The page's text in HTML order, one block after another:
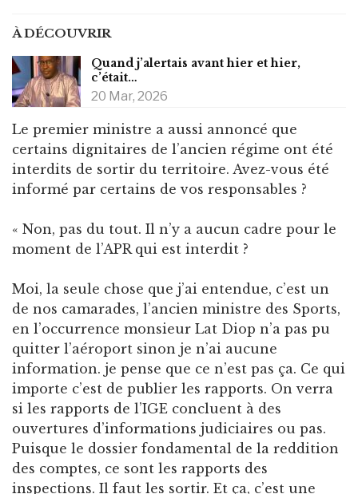
À DÉCOUVRIR
Quand j’alertais avant hier et hier,
c’était…
20 Mar, 2026
Le premier ministre a aussi annoncé que
certains dignitaires de l’ancien régime ont été
interdits de sortir du territoire. Avez-vous été
informé par certains de vos responsables ?
« Non, pas du tout. Il n’y a aucun cadre pour le
moment de l’APR qui est interdit ?
Moi, la seule chose que j’ai entendue, c’est un
de nos camarades, l’ancien ministre des Sports,
en l’occurrence monsieur Lat Diop n’a pas pu
quitter l’aéroport sinon je n’ai aucune
information. je pense que ce n’est pas ça. Ce qui
importe c’est de publier les rapports. On verra
si les rapports de l’IGE concluent à des
ouvertures d’informations judiciaires ou pas.
Puisque le dossier fondamental de la reddition
des comptes, ce sont les rapports des
inspections. Il faut les sortir. Et ça, c’est une